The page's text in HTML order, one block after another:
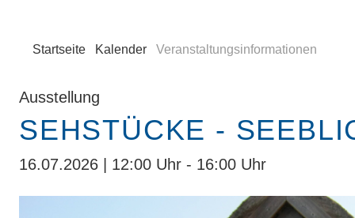
Startseite Kalender Veranstaltungsinformationen
Ausstellung
SEHSTÜCKE -
16.07.2026 | 12:00 Uhr - 16:00 Uhr